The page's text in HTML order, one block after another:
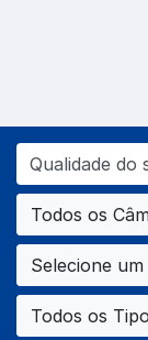
Todos os
Selecione
Todos os